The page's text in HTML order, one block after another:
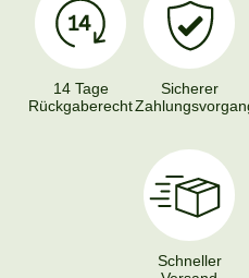
14 Tage
Rückgaberecht
Sicherer
Schneller